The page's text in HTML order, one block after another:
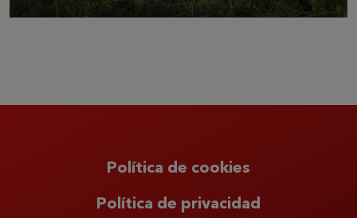
Política de cookies
Política de privacidad